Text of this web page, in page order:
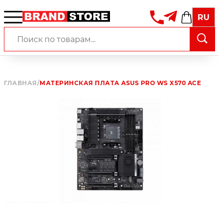
RU
ГЛАВНАЯ/МАТЕРИНСКАЯ ПЛАТА ASUS PRO WS X570 ACE